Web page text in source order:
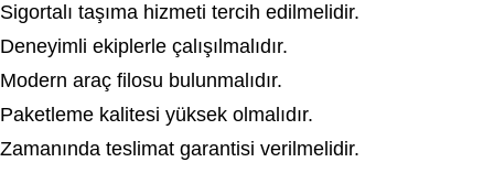
Sigortalı taşıma hizmeti tercih edilmelidir.
Deneyimli ekiplerle çalışılmalıdır.
Modern araç filosu bulunmalıdır.
Paketleme kalitesi yüksek olmalıdır.
Zamanında teslimat garantisi verilmelidir.